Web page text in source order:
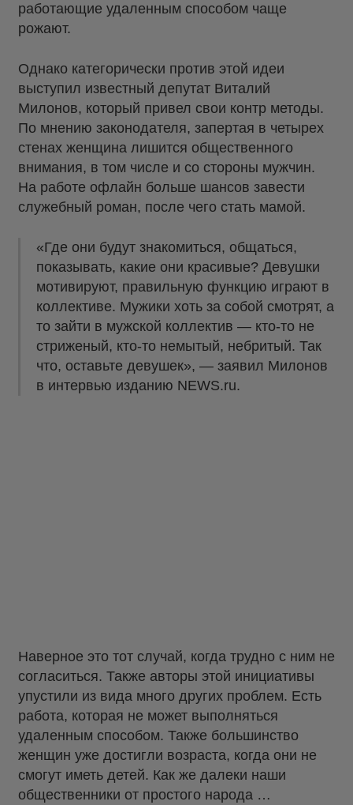
работающие удаленным способом чаще
рожают.
Однако категорически против этой идеи
выступил известный депутат Виталий
Милонов, который привел свои контр методы.
По мнению законодателя, запертая в четырех
стенах женщина лишится общественного
внимания, в том числе и со стороны мужчин.
На работе офлайн больше шансов завести
служебный роман, после чего стать мамой.
«Где они будут знакомиться, общаться,
показывать, какие они красивые? Девушки
мотивируют, правильную функцию играют в
коллективе. Мужики хоть за собой смотрят, а
то зайти в мужской коллектив — кто-то не
стриженый, кто-то немытый, небритый. Так
что, оставьте девушек», — заявил Милонов
в интервью изданию NEWS.ru.
Наверное это тот случай, когда трудно с ним не
согласиться. Также авторы этой инициативы
упустили из вида много других проблем. Есть
работа, которая не может выполняться
удаленным способом. Также большинство
женщин уже достигли возраста, когда они не
смогут иметь детей. Как же далеки наши
общественники от простого народа …